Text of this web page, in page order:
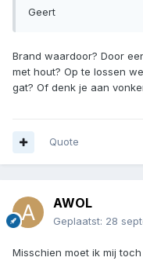
Geert
Brand waardoor? Door
met hout? Op te lossen
gat? Of denk je aan
Quote
AWOL
Geplaatst: 28
Misschien moet ik mij